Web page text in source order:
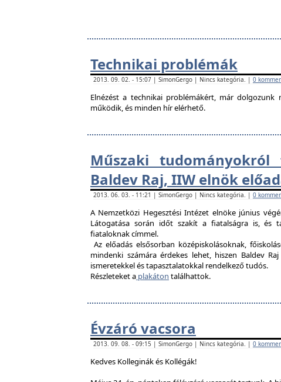
Technikai problémák
2013. 09. 02. - 15:07 | SimonGergo | Nincs kategória. | 0
Elnézést a technikai problémákért, már
működik, és minden hír elérhető.
Műszaki
Baldev Raj, IIW elnök
2013. 06. 03. - 11:21 | SimonGergo | Nincs kategória. | 0
A Nemzetközi Hegesztési Intézet elnöke június
Látogatása során időt szakít a fiatalságra is, és
fiataloknak címmel.
Az előadás elsősorban középiskolásoknak,
mindenki számára érdekes lehet, hiszen Baldev
ismeretekkel és tapasztalatokkal rendelkező tudós.
Részleteket a plakáton találhattok.
Évzáró vacsora
2013. 09. 08. - 09:15 | SimonGergo | Nincs kategória. | 0
Kedves Kolleginák és Kollégák!